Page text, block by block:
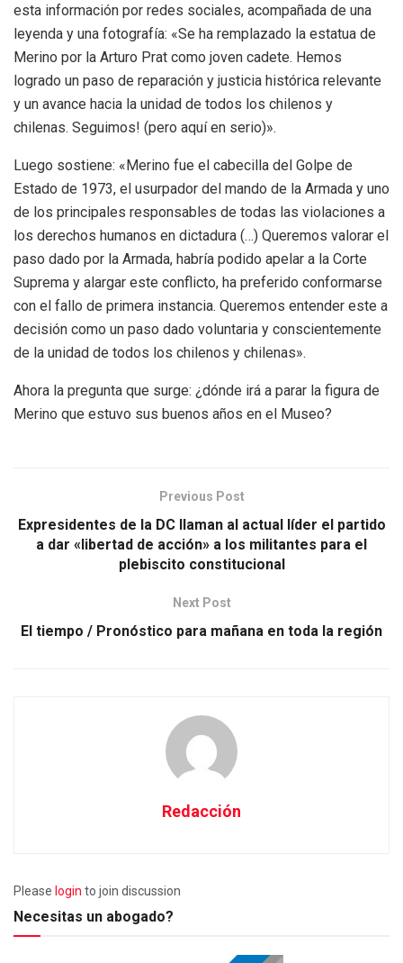
esta información por redes sociales, acompañada de una
leyenda y una fotografía: «Se ha remplazado la estatua de
Merino por la Arturo Prat como joven cadete. Hemos
logrado un paso de reparación y justicia histórica relevante
y un avance hacia la unidad de todos los chilenos y
chilenas. Seguimos! (pero aquí en serio)».
Luego sostiene: «Merino fue el cabecilla del Golpe de
Estado de 1973, el usurpador del mando de la Armada y uno
de los principales responsables de todas las violaciones a
los derechos humanos en dictadura (…) Queremos valorar el
paso dado por la Armada, habría podido apelar a la Corte
Suprema y alargar este conflicto, ha preferido conformarse
con el fallo de primera instancia. Queremos entender este a
decisión como un paso dado voluntaria y conscientemente
de la unidad de todos los chilenos y chilenas».
Ahora la pregunta que surge: ¿dónde irá a parar la figura de
Merino que estuvo sus buenos años en el Museo?
Previous Post
Expresidentes de la DC llaman al actual líder el partido
a dar «libertad de acción» a los militantes para el
plebiscito constitucional
Next Post
El tiempo / Pronóstico para mañana en toda la región
Redacción
Please login to join discussion
Necesitas un abogado?